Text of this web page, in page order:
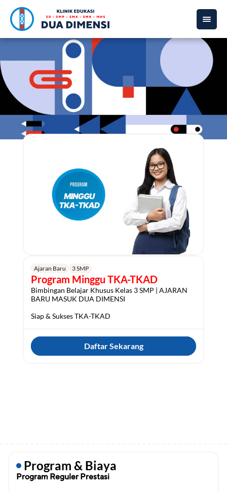
Ajaran Baru 3 SMP
Program Minggu TKA-TKAD
Bimbingan Belajar Khusus Kelas 3 SMP | AJARAN
BARU MASUK DUA DIMENSI
Siap & Sukses TKA-TKAD
Daftar Sekarang
Program & Biaya
Program Reguler Prestasi